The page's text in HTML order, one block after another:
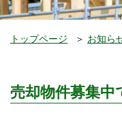
トップページ ＞ お知ら
売却物件募集中